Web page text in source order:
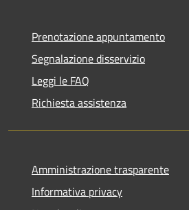
Prenotazione appuntamento
Segnalazione disservizio
Leggi le FAQ
Richiesta assistenza
Amministrazione trasparente
Informativa privacy